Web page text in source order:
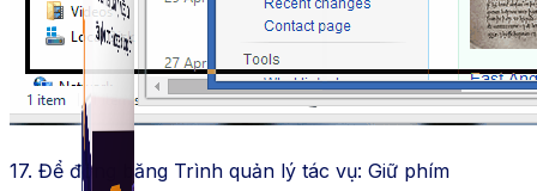
17. Để đóng băng Trình quản lý tác vụ: Giữ phím